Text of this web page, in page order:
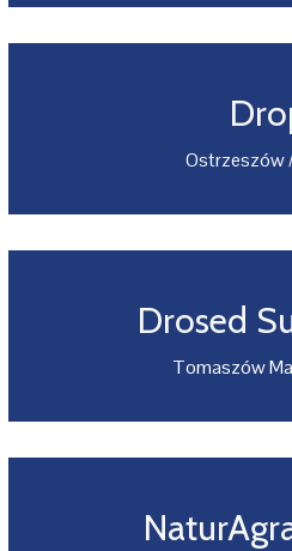
Ostrzeszów
Drosed
Tomaszów